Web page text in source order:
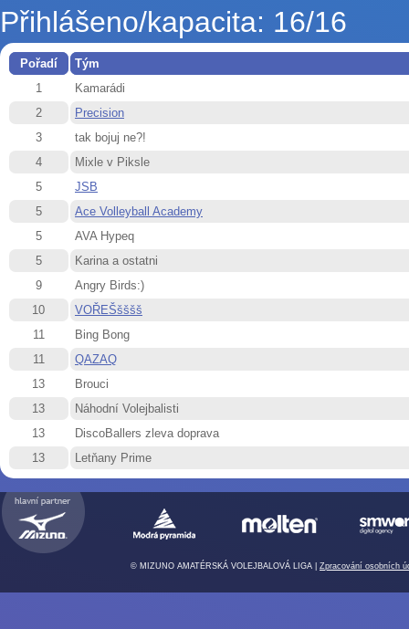
Přihlášeno/kapacita: 16/16
Pořadí
Tým
1
Kamarádi
2
Precision
3
tak bojuj ne?!
4
Mixle v Piksle
5
JSB
5
Ace Volleyball Academy
5
AVA Hypeq
5
Karina a ostatni
9
Angry Birds:)
10
VOŘEŠšššš
11
Bing Bong
11
QAZAQ
13
Brouci
13
Náhodní Volejbalisti
13
DiscoBallers zleva doprava
13
Letňany Prime
© MIZUNO AMATÉRSKÁ VOLEJBALOVÁ LIGA | Zpracování osobních